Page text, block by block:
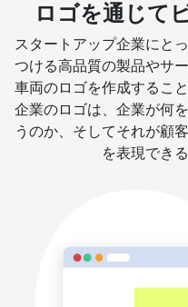
ロゴを通じて
スタートアップ企業にと
つける高品質の製品やサ
車両のロゴを作成するこ
企業のロゴは、企業が何
うのか、そしてそれが顧
を表現でき